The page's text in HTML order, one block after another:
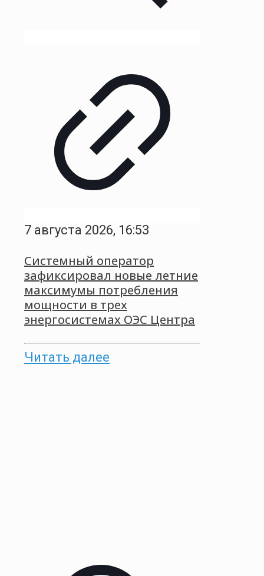
7 августа 2026, 16:53
Системный оператор
зафиксировал новые летние
максимумы потребления
мощности в трех
энергосистемах ОЭС Центра
Читать далее